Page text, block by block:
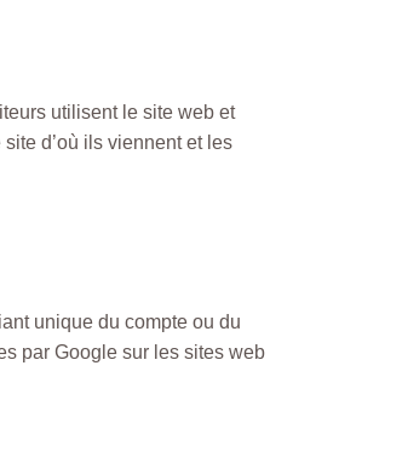
utilisent le site web et
d’où ils viennent et les
unique du compte ou du
par Google sur les sites web